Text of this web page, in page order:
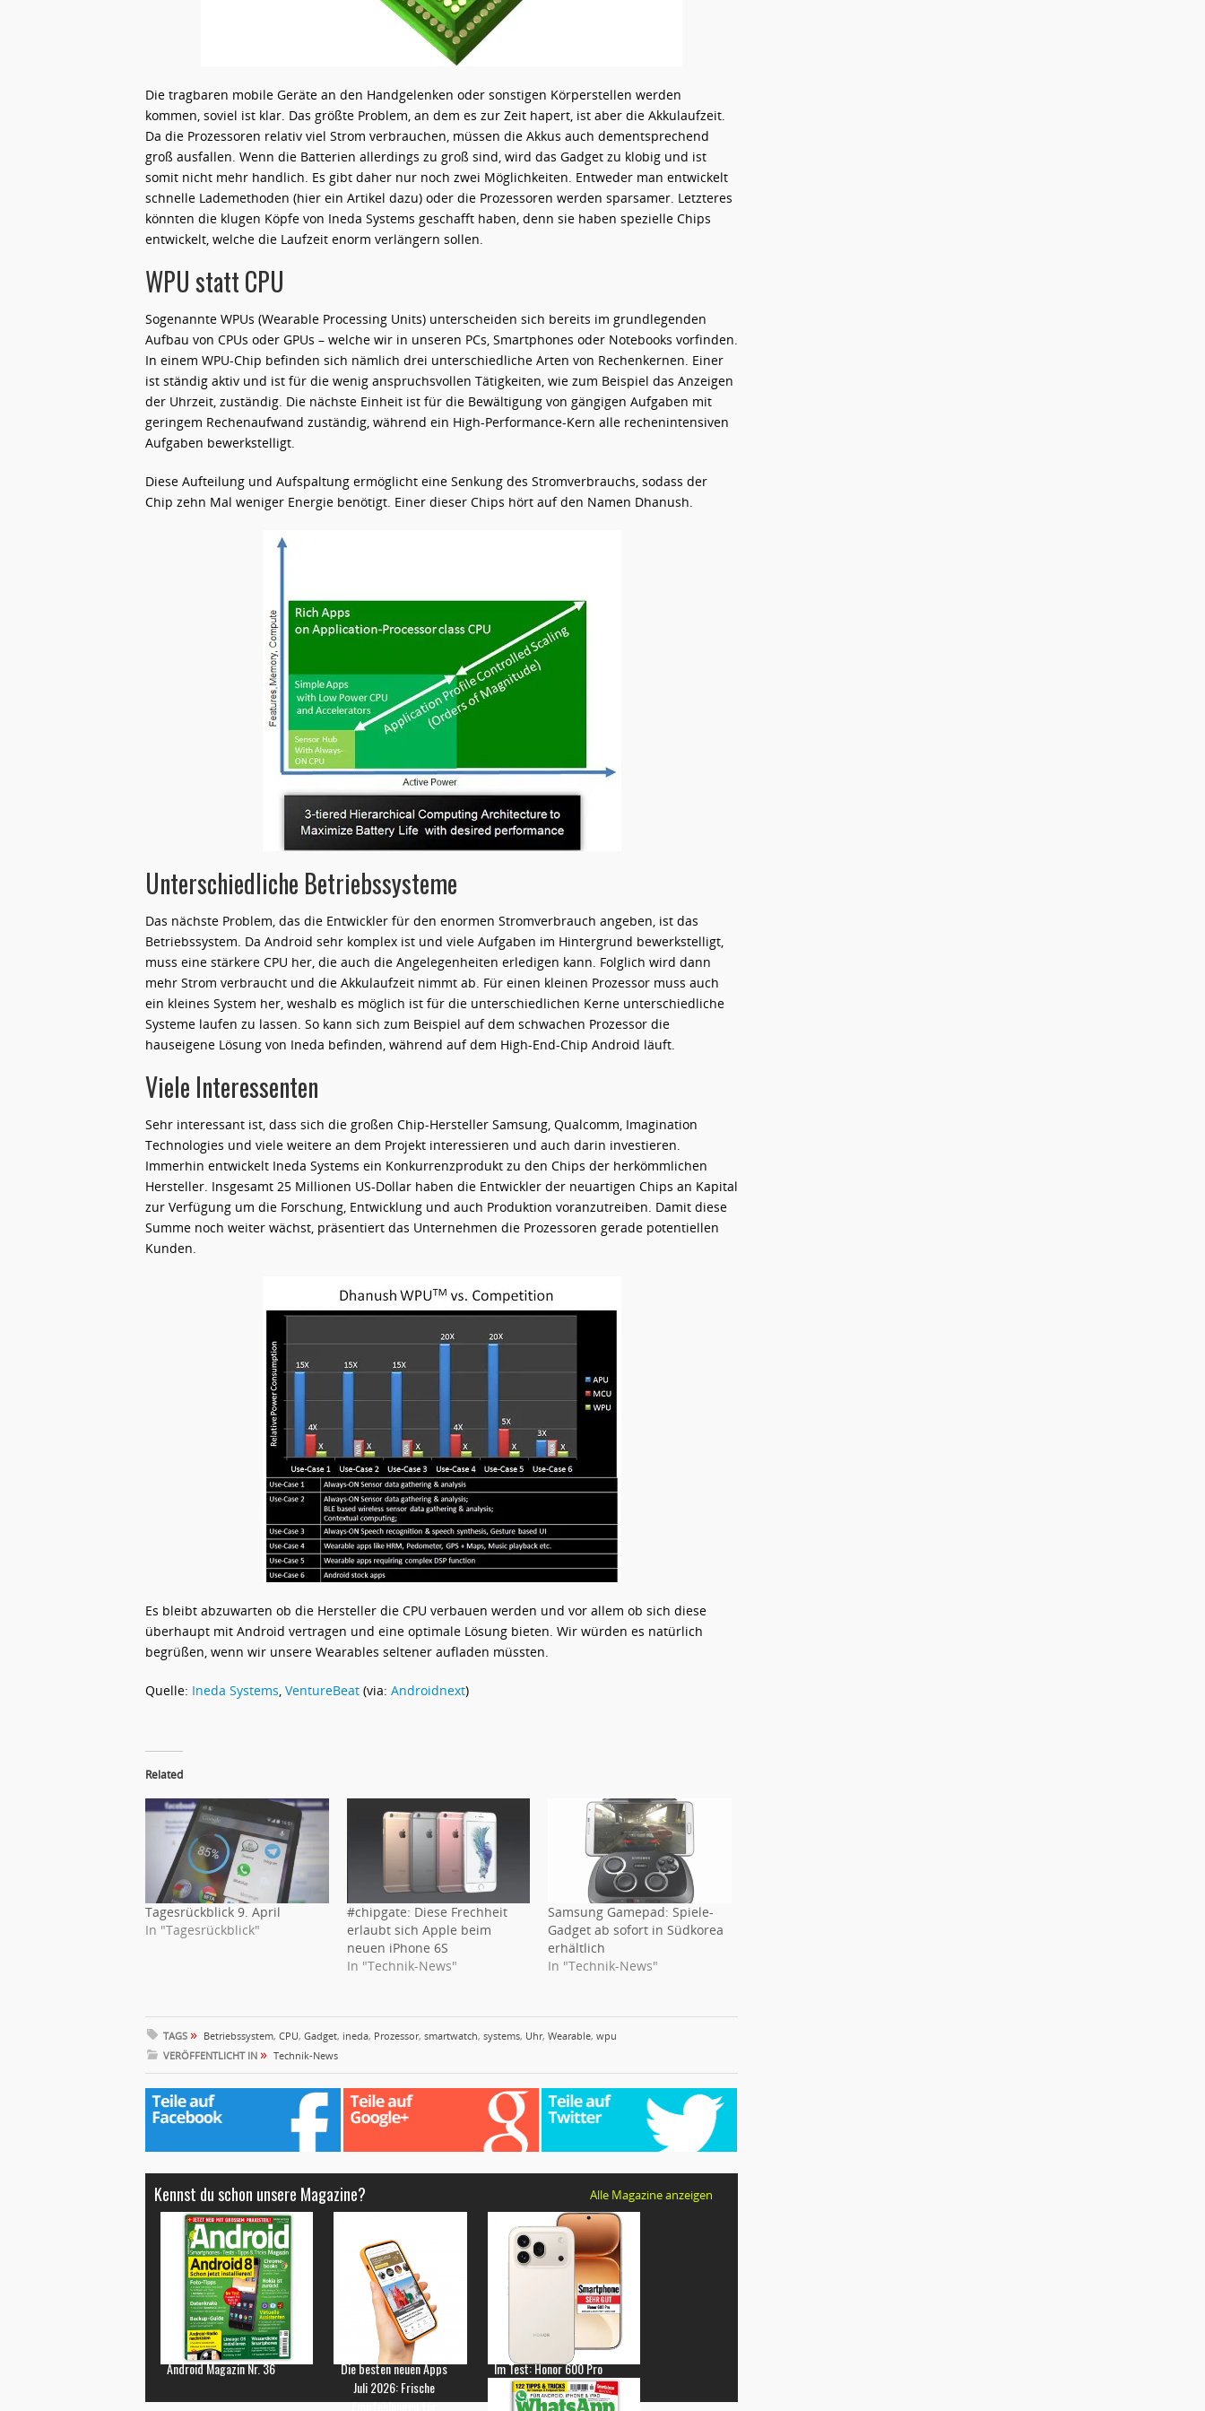
Die tragbaren mobile Geräte an den Handgelenken oder sonstigen Körperstellen werden
kommen, soviel ist klar. Das größte Problem, an dem es zur Zeit hapert, ist aber die Akkulaufzeit.
Da die Prozessoren relativ viel Strom verbrauchen, müssen die Akkus auch dementsprechend
groß ausfallen. Wenn die Batterien allerdings zu groß sind, wird das Gadget zu klobig und ist
somit nicht mehr handlich. Es gibt daher nur noch zwei Möglichkeiten. Entweder man entwickelt
schnelle Lademethoden (hier ein Artikel dazu) oder die Prozessoren werden sparsamer. Letzteres
könnten die klugen Köpfe von Ineda Systems geschafft haben, denn sie haben spezielle Chips
entwickelt, welche die Laufzeit enorm verlängern sollen.
WPU statt CPU
Sogenannte WPUs (Wearable Processing Units) unterscheiden sich bereits im grundlegenden
Aufbau von CPUs oder GPUs – welche wir in unseren PCs, Smartphones oder Notebooks vorfinden.
In einem WPU-Chip befinden sich nämlich drei unterschiedliche Arten von Rechenkernen. Einer
ist ständig aktiv und ist für die wenig anspruchsvollen Tätigkeiten, wie zum Beispiel das Anzeigen
der Uhrzeit, zuständig. Die nächste Einheit ist für die Bewältigung von gängigen Aufgaben mit
geringem Rechenaufwand zuständig, während ein High-Performance-Kern alle rechenintensiven
Aufgaben bewerkstelligt.
Diese Aufteilung und Aufspaltung ermöglicht eine Senkung des Stromverbrauchs, sodass der
Chip zehn Mal weniger Energie benötigt. Einer dieser Chips hört auf den Namen Dhanush.
Unterschiedliche Betriebssysteme
Das nächste Problem, das die Entwickler für den enormen Stromverbrauch angeben, ist das
Betriebssystem. Da Android sehr komplex ist und viele Aufgaben im Hintergrund bewerkstelligt,
muss eine stärkere CPU her, die auch die Angelegenheiten erledigen kann. Folglich wird dann
mehr Strom verbraucht und die Akkulaufzeit nimmt ab. Für einen kleinen Prozessor muss auch
ein kleines System her, weshalb es möglich ist für die unterschiedlichen Kerne unterschiedliche
Systeme laufen zu lassen. So kann sich zum Beispiel auf dem schwachen Prozessor die
hauseigene Lösung von Ineda befinden, während auf dem High-End-Chip Android läuft.
Viele Interessenten
Sehr interessant ist, dass sich die großen Chip-Hersteller Samsung, Qualcomm, Imagination
Technologies und viele weitere an dem Projekt interessieren und auch darin investieren.
Immerhin entwickelt Ineda Systems ein Konkurrenzprodukt zu den Chips der herkömmlichen
Hersteller. Insgesamt 25 Millionen US-Dollar haben die Entwickler der neuartigen Chips an Kapital
zur Verfügung um die Forschung, Entwicklung und auch Produktion voranzutreiben. Damit diese
Summe noch weiter wächst, präsentiert das Unternehmen die Prozessoren gerade potentiellen
Kunden.
Es bleibt abzuwarten ob die Hersteller die CPU verbauen werden und vor allem ob sich diese
überhaupt mit Android vertragen und eine optimale Lösung bieten. Wir würden es natürlich
begrüßen, wenn wir unsere Wearables seltener aufladen müssten.
Quelle: Ineda Systems, VentureBeat (via: Androidnext)
Related
Tagesrückblick 9. April
In "Tagesrückblick"
#chipgate: Diese Frechheit
erlaubt sich Apple beim
neuen iPhone 6S
In "Technik-News"
Samsung Gamepad: Spiele-
Gadget ab sofort in Südkorea
erhältlich
In "Technik-News"
TAGS » Betriebssystem, CPU, Gadget, ineda, Prozessor, smartwatch, systems, Uhr, Wearable, wpu
VERÖFFENTLICHT IN » Technik-News
Kennst du schon unsere Magazine? Alle Magazine anzeigen
Android Magazin Nr. 36
Die besten neuen Apps
Juli 2026: Frische
Empfehlungen für
Im Test: Honor 600 Pro